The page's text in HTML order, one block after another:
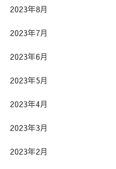
2023年8月
2023年7月
2023年6月
2023年5月
2023年4月
2023年3月
2023年2月